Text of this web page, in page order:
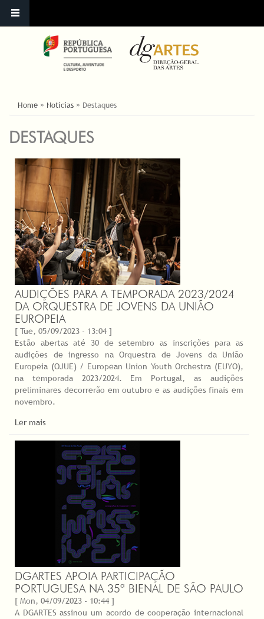
YOU ARE HERE
Home » Notícias » Destaques
DESTAQUES
AUDIÇÕES PARA A TEMPORADA 2023/2024
DA ORQUESTRA DE JOVENS DA UNIÃO
EUROPEIA
[ Tue, 05/09/2023 - 13:04 ]
Estão abertas até 30 de setembro as inscrições para as
audições de ingresso na Orquestra de Jovens da União
Europeia (OJUE) / European Union Youth Orchestra (EUYO),
na temporada 2023/2024. Em Portugal, as audições
preliminares decorrerão em outubro e as audições finais em
novembro.
Ler mais
DGARTES APOIA PARTICIPAÇÃO
PORTUGUESA NA 35ª BIENAL DE SÃO PAULO
[ Mon, 04/09/2023 - 10:44 ]
A DGARTES assinou um acordo de cooperação internacional